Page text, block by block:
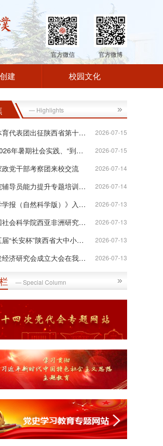
官方微信 官方微博
建 校园文化
— Highlights
2026-07-15
代表团出征陕西省第十八届...
2026-07-15
年暑期社会实践、“到延安...
2026-07-14
党干部考察团来校交流
2026-07-14
导员能力提升专题培训班在...
2026-07-13
报（自然科学版）》入选“...
2026-07-13
会科学院西亚非洲研究所签...
2026-07-13
“长安杯”陕西省大中小学...
2026-07-13
研究会成立大会在我校举行
— Special Column